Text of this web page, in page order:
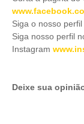
Siga o nosso
Siga nosso perfil
Instagram
Deixe sua